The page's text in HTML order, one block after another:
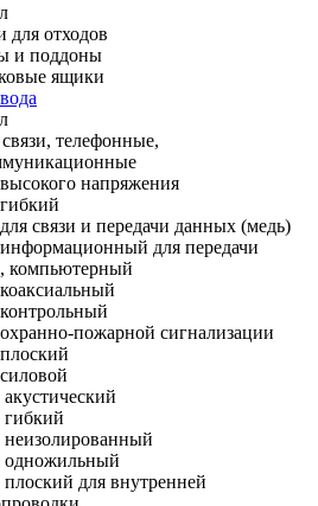
для отходов
и поддоны
ящики
телефонные,
напряжения
связи и передачи данных (медь)
для передачи
компьютерный
пожарной сигнализации
одножильный
для внутренней